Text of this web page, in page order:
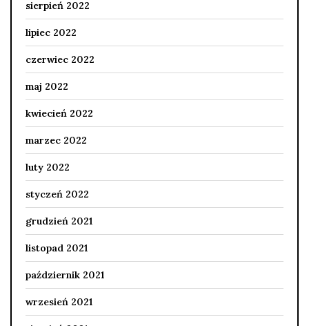
sierpień 2022
lipiec 2022
czerwiec 2022
maj 2022
kwiecień 2022
marzec 2022
luty 2022
styczeń 2022
grudzień 2021
listopad 2021
październik 2021
wrzesień 2021